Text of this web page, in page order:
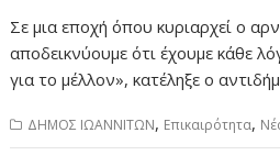
Σε μια εποχή όπου κυριαρχεί ο
αποδεικνύουμε ότι έχουμε κάθε
για το μέλλον», κατέληξε ο
ΔΗΜΟΣ ΙΩΑΝΝΙΤΩΝ, Επικαιρότητα,